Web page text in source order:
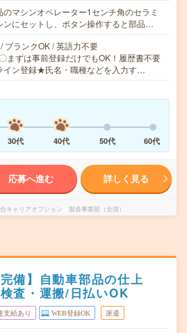
マシンオペレーター1センチ角のセラミ
ンにセットし、ボタン操作すると部品…
ブランクOK / 英語力不要
まずは事前登録だけでもOK！履歴書不要
イン登録★氏名・職種などを入力す…
30代 40代 50代 60代
応募へ進む 詳しく見る
キャリアオプション 製造事業部（全国）
備】自動車部品の仕上
査・運搬/日払いOK
支給あり WEB登録OK 派遣